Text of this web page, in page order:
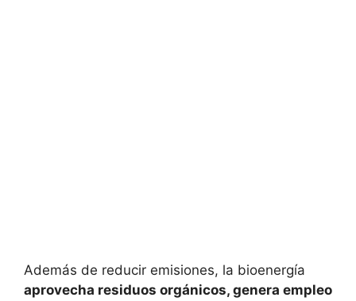
Además de reducir emisiones, la bioenergía
aprovecha residuos orgánicos, genera empleo